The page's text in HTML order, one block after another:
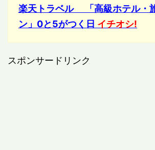
楽天トラベル 「高級ホテル・
ン」0と5がつく日 イチオシ!
スポンサードリンク